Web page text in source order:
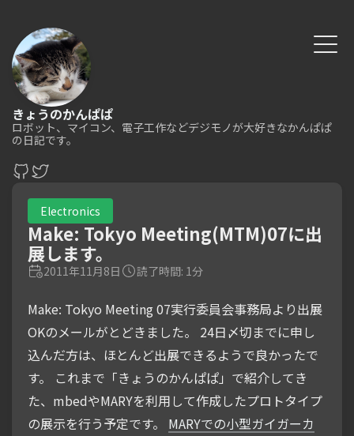
きょうのかんぱぱ
ロボット、マイコン、電子工作などデジモノが大好きなかんぱぱ
の日記です。
Electronics
Make: Tokyo Meeting(MTM)07に出
展します。
2011年11月8日 読了時間: 1分
Make: Tokyo Meeting 07実行委員会事務局より出展
OKのメールがとどきました。 24日〆切までに申し
込んだ方は、ほとんど出展できるようで良かったで
す。 これまで「きょうのかんぱぱ」で紹介してき
た、mbedやMARYを利用して作成したプロトタイプ
の展示を行う予定です。 MARYでの小型ガイガーカ